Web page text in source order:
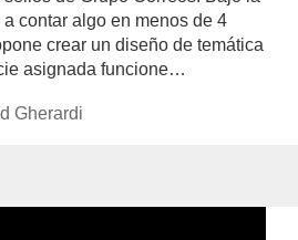
contar algo en menos de 4
crear un diseño de temática
asignada funcione…
author/soledad-
Gherardi